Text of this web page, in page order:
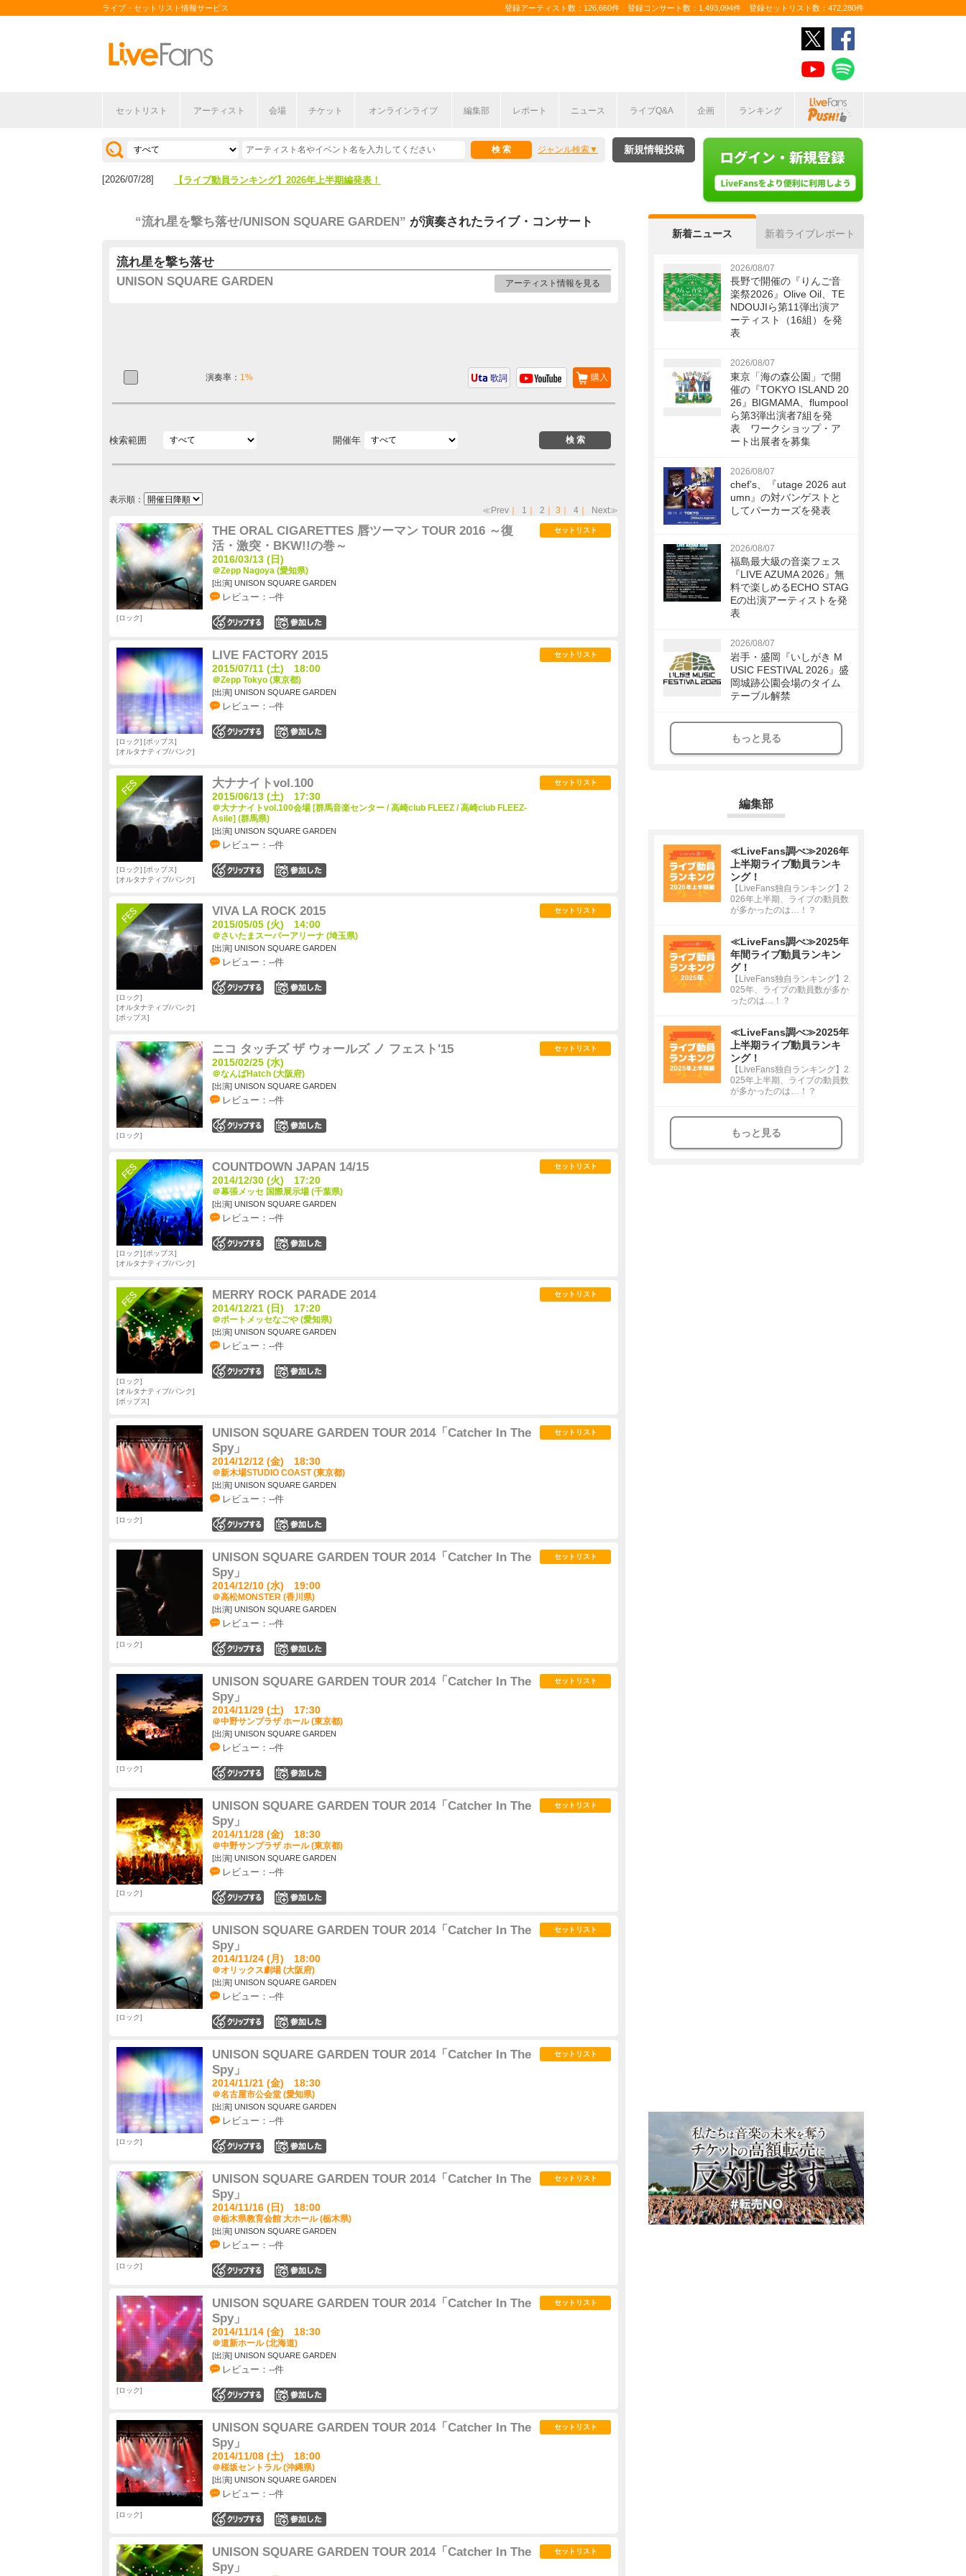
ライブ・セットリスト情報サービス 登録アーティスト数：126,660件 登録コンサート数：1,493,094件 登録セットリスト数：472,280件
セットリスト アーティスト 会場 チケット オンラインライブ 編集部 レポート ニュース ライブQ&A 企画 ランキング
ジャンル検索
[2026/04/27] 【フェス特集2026】フェス情報はここから！
[2026/07/28] 【ライブ動員ランキング】2026年上半期編発表！
新規情報投稿
“流れ星を撃ち落せ/UNISON SQUARE GARDEN” が演奏されたライブ・コンサート
流れ星を撃ち落せ
UNISON SQUARE GARDEN
アーティスト情報を見る
演奏率： 1% 購入
歌詞
検索範囲 開催年
表示順：
≪Prev ｜ 1 ｜ 2 ｜ 3 ｜ 4 ｜ Next≫
THE ORAL CIGARETTES 唇ツーマン TOUR 2016 ～復
活・激突・BKW!!の巻～
2016/03/13 (日)
＠Zepp Nagoya (愛知県)
[出演] UNISON SQUARE GARDEN
レビュー：--件
セットリスト
ロック
LIVE FACTORY 2015
2015/07/11 (土) 18:00
＠Zepp Tokyo (東京都)
[出演] UNISON SQUARE GARDEN
レビュー：--件
セットリスト
ロック
ポップス
オルタナティブ/パンク
大ナナイトvol.100
2015/06/13 (土) 17:30
＠大ナナイトvol.100会場 [群馬音楽センター / 高崎club FLEEZ / 高崎club FLEEZ-
Asile] (群馬県)
[出演] UNISON SQUARE GARDEN
レビュー：--件
セットリスト
ロック
ポップス
オルタナティブ/パンク
VIVA LA ROCK 2015
2015/05/05 (火) 14:00
＠さいたまスーパーアリーナ (埼玉県)
[出演] UNISON SQUARE GARDEN
レビュー：--件
セットリスト
ロック
オルタナティブ/パンク
ポップス
ニコ タッチズ ザ ウォールズ ノ フェスト'15
2015/02/25 (水)
＠なんばHatch (大阪府)
[出演] UNISON SQUARE GARDEN
レビュー：--件
セットリスト
ロック
COUNTDOWN JAPAN 14/15
2014/12/30 (火) 17:20
＠幕張メッセ 国際展示場 (千葉県)
[出演] UNISON SQUARE GARDEN
レビュー：--件
セットリスト
ロック
ポップス
オルタナティブ/パンク
MERRY ROCK PARADE 2014
2014/12/21 (日) 17:20
＠ポートメッセなごや (愛知県)
[出演] UNISON SQUARE GARDEN
レビュー：--件
セットリスト
ロック
オルタナティブ/パンク
ポップス
UNISON SQUARE GARDEN TOUR 2014「Catcher In The
Spy」
2014/12/12 (金) 18:30
＠新木場STUDIO COAST (東京都)
[出演] UNISON SQUARE GARDEN
レビュー：--件
セットリスト
ロック
UNISON SQUARE GARDEN TOUR 2014「Catcher In The
Spy」
2014/12/10 (水) 19:00
＠高松MONSTER (香川県)
[出演] UNISON SQUARE GARDEN
レビュー：--件
セットリスト
ロック
UNISON SQUARE GARDEN TOUR 2014「Catcher In The
Spy」
2014/11/29 (土) 17:30
＠中野サンプラザ ホール (東京都)
[出演] UNISON SQUARE GARDEN
レビュー：--件
セットリスト
ロック
UNISON SQUARE GARDEN TOUR 2014「Catcher In The
Spy」
2014/11/28 (金) 18:30
＠中野サンプラザ ホール (東京都)
[出演] UNISON SQUARE GARDEN
レビュー：--件
セットリスト
ロック
UNISON SQUARE GARDEN TOUR 2014「Catcher In The
Spy」
2014/11/24 (月) 18:00
＠オリックス劇場 (大阪府)
[出演] UNISON SQUARE GARDEN
レビュー：--件
セットリスト
ロック
UNISON SQUARE GARDEN TOUR 2014「Catcher In The
Spy」
2014/11/21 (金) 18:30
＠名古屋市公会堂 (愛知県)
[出演] UNISON SQUARE GARDEN
レビュー：--件
セットリスト
ロック
UNISON SQUARE GARDEN TOUR 2014「Catcher In The
Spy」
2014/11/16 (日) 18:00
＠栃木県教育会館 大ホール (栃木県)
[出演] UNISON SQUARE GARDEN
レビュー：--件
セットリスト
ロック
UNISON SQUARE GARDEN TOUR 2014「Catcher In The
Spy」
2014/11/14 (金) 18:30
＠道新ホール (北海道)
[出演] UNISON SQUARE GARDEN
レビュー：--件
セットリスト
ロック
UNISON SQUARE GARDEN TOUR 2014「Catcher In The
Spy」
2014/11/08 (土) 18:00
＠桜坂セントラル (沖縄県)
[出演] UNISON SQUARE GARDEN
レビュー：--件
セットリスト
ロック
UNISON SQUARE GARDEN TOUR 2014「Catcher In The
Spy」
セットリスト
新着ニュース 新着ライブレポート
2026/08/07
長野で開催の『りんご音
楽祭2026』Olive Oil、TE
NDOUJIら第11弾出演ア
ーティスト（16組）を発
表
2026/08/07
東京「海の森公園」で開
催の『TOKYO ISLAND 20
26』BIGMAMA、flumpool
ら第3弾出演者7組を発
表 ワークショップ・ア
ート出展者を募集
2026/08/07
chef’s、『utage 2026 aut
umn』の対バンゲストと
してパーカーズを発表
2026/08/07
福島最大級の音楽フェス
『LIVE AZUMA 2026』無
料で楽しめるECHO STAG
Eの出演アーティストを発
表
2026/08/07
岩手・盛岡『いしがき M
USIC FESTIVAL 2026』盛
岡城跡公園会場のタイム
テーブル解禁
もっと見る
編集部
≪LiveFans調べ≫2026年
上半期ライブ動員ランキ
ング！
【LiveFans独自ランキング】2
026年上半期、ライブの動員数
が多かったのは…！？
≪LiveFans調べ≫2025年
年間ライブ動員ランキン
グ！
【LiveFans独自ランキング】2
025年、ライブの動員数が多か
ったのは…！？
≪LiveFans調べ≫2025年
上半期ライブ動員ランキ
ング！
【LiveFans独自ランキング】2
025年上半期、ライブの動員数
が多かったのは…！？
もっと見る